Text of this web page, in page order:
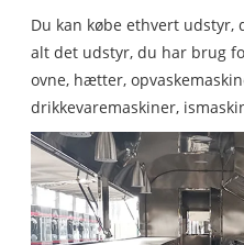
Du kan købe ethvert
alt det udstyr, du har brug
ovne, hætter,
drikkevaremaskiner,